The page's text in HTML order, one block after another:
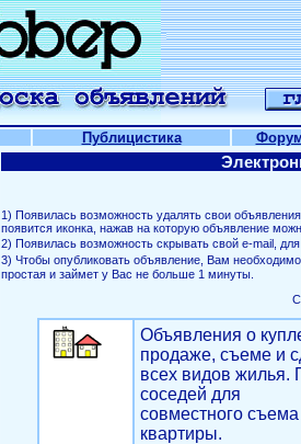
Публицистика
1) Появилась возможность удалять свои
появится иконка, нажав на которую объявление
2) Появилась возможность скрывать свой е-mail,
3) Чтобы опубликовать объявление, Вам
простая и займет у Вас не больше 1 минуты.
Объявления о
продаже, съеме и
всех видов жилья.
соседей для
совместного съема
квартиры.